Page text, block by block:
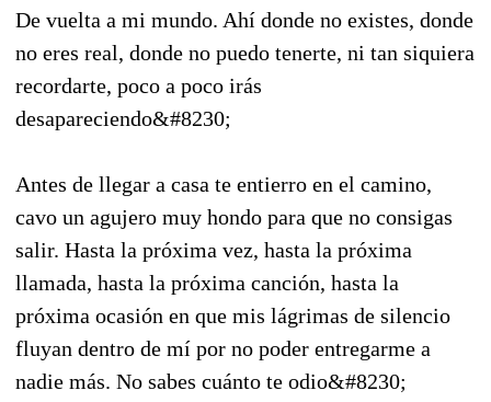
De vuelta a mi mundo. Ahí donde no existes, donde
no eres real, donde no puedo tenerte, ni tan siquiera
recordarte, poco a poco irás
desapareciendo&#8230;
Antes de llegar a casa te entierro en el camino,
cavo un agujero muy hondo para que no consigas
salir. Hasta la próxima vez, hasta la próxima
llamada, hasta la próxima canción, hasta la
próxima ocasión en que mis lágrimas de silencio
fluyan dentro de mí por no poder entregarme a
nadie más. No sabes cuánto te odio&#8230;